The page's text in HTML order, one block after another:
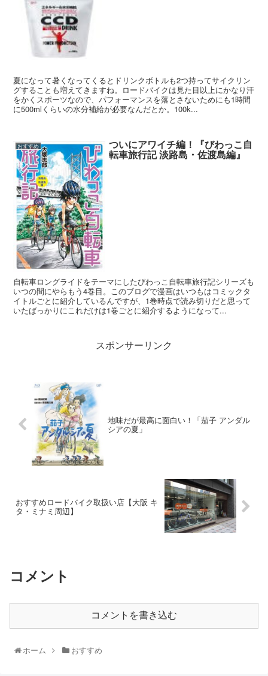
夏になって暑くなってくるとドリンクボトルも2つ持ってサイクリン
グすることも増えてきますね。ロードバイクは見た目以上にかなり汗
をかくスポーツなので、パフォーマンスを落とさないためにも1時間
に500mlくらいの水分補給が必要なんだとか。100k...
おすすめ ついにアワイチ編！『びわっこ自
転車旅行記 淡路島・佐渡島編』
自転車ロングライドをテーマにしたびわっこ自転車旅行記シリーズも
いつの間にやらもう4巻目。このブログで漫画はいつもはコミックタ
イトルごとに紹介しているんですが、1巻時点で読み切りだと思って
いたばっかりにこれだけは1巻ごとに紹介するようになって...
スポンサーリンク
地味だが最高に面白い！「茄子 アンダル
シアの夏」
おすすめロードバイク取扱い店【大阪 キ
タ・ミナミ周辺】
コメント
コメントを書き込む
ホーム おすすめ